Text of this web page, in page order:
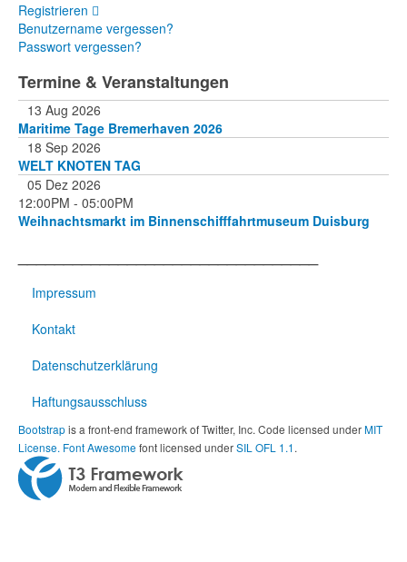
Registrieren
Benutzername vergessen?
Passwort vergessen?
Termine & Veranstaltungen
13 Aug 2026
Maritime Tage Bremerhaven 2026
18 Sep 2026
WELT KNOTEN TAG
05 Dez 2026
12:00PM - 05:00PM
Weihnachtsmarkt im Binnenschifffahrtmuseum Duisburg
Impressum
Kontakt
Datenschutzerklärung
Haftungsausschluss
Bootstrapis a front-end framework of Twitter, Inc. Code licensed underMIT
License. Font Awesome font licensed underSIL OFL 1.1.